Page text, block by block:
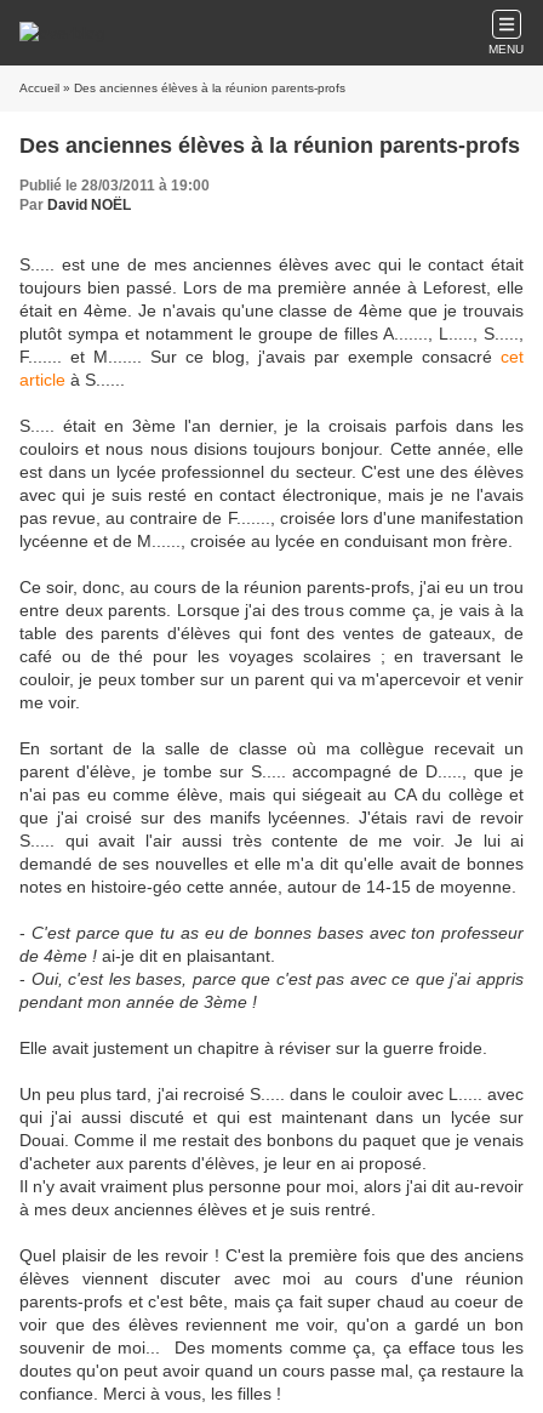
MENU
Accueil » Des anciennes élèves à la réunion parents-profs
Des anciennes élèves à la réunion parents-profs
Publié le 28/03/2011 à 19:00
Par David NOËL
S..... est une de mes anciennes élèves avec qui le contact était
toujours bien passé. Lors de ma première année à Leforest, elle
était en 4ème. Je n'avais qu'une classe de 4ème que je trouvais
plutôt sympa et notamment le groupe de filles A......., L....., S.....,
F....... et M....... Sur ce blog, j'avais par exemple consacré cet
article à S......
S..... était en 3ème l'an dernier, je la croisais parfois dans les
couloirs et nous nous disions toujours bonjour. Cette année, elle
est dans un lycée professionnel du secteur. C'est une des élèves
avec qui je suis resté en contact électronique, mais je ne l'avais
pas revue, au contraire de F......., croisée lors d'une manifestation
lycéenne et de M......, croisée au lycée en conduisant mon frère.
Ce soir, donc, au cours de la réunion parents-profs, j'ai eu un trou
entre deux parents. Lorsque j'ai des trous comme ça, je vais à la
table des parents d'élèves qui font des ventes de gateaux, de
café ou de thé pour les voyages scolaires ; en traversant le
couloir, je peux tomber sur un parent qui va m'apercevoir et venir
me voir.
En sortant de la salle de classe où ma collègue recevait un
parent d'élève, je tombe sur S..... accompagné de D....., que je
n'ai pas eu comme élève, mais qui siégeait au CA du collège et
que j'ai croisé sur des manifs lycéennes. J'étais ravi de revoir
S..... qui avait l'air aussi très contente de me voir. Je lui ai
demandé de ses nouvelles et elle m'a dit qu'elle avait de bonnes
notes en histoire-géo cette année, autour de 14-15 de moyenne.
- C'est parce que tu as eu de bonnes bases avec ton professeur
de 4ème ! ai-je dit en plaisantant.
- Oui, c'est les bases, parce que c'est pas avec ce que j'ai appris
pendant mon année de 3ème !
Elle avait justement un chapitre à réviser sur la guerre froide.
Un peu plus tard, j'ai recroisé S..... dans le couloir avec L..... avec
qui j'ai aussi discuté et qui est maintenant dans un lycée sur
Douai. Comme il me restait des bonbons du paquet que je venais
d'acheter aux parents d'élèves, je leur en ai proposé.
Il n'y avait vraiment plus personne pour moi, alors j'ai dit au-revoir
à mes deux anciennes élèves et je suis rentré.
Quel plaisir de les revoir ! C'est la première fois que des anciens
élèves viennent discuter avec moi au cours d'une réunion
parents-profs et c'est bête, mais ça fait super chaud au coeur de
voir que des élèves reviennent me voir, qu'on a gardé un bon
souvenir de moi... Des moments comme ça, ça efface tous les
doutes qu'on peut avoir quand un cours passe mal, ça restaure la
confiance. Merci à vous, les filles !